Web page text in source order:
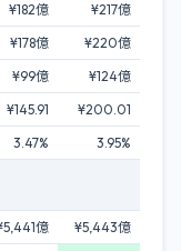
¥182億
¥217億
¥178億
¥220億
¥99億
¥124億
¥145.91
¥200.01
3.47% 3.95%
億
¥5,443億